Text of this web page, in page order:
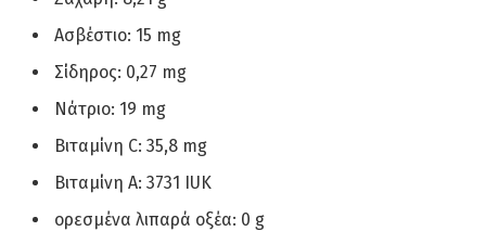
Ασβέστιο: 15 mg
Σίδηρος: 0,27 mg
Νάτριο: 19 mg
Βιταμίνη C: 35,8 mg
Βιταμίνη Α: 3731 IUΚ
ορεσμένα λιπαρά οξέα: 0 g